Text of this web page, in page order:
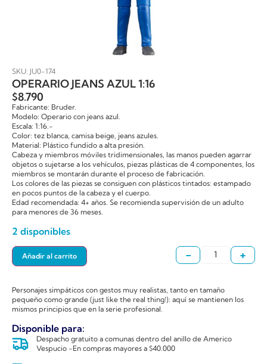
SKU: JU0-174
OPERARIO JEANS AZUL 1:16
$8.790
Fabricante: Bruder.
Modelo: Operario con jeans azul.
Escala: 1:16.-
Color: tez blanca, camisa beige, jeans azules.
Material: Plástico fundido a alta presión.
Cabeza y miembros móviles tridimensionales, las manos pueden agarrar
objetos o sujetarse a los vehículos, piezas plásticas de 4 componentes, los
miembros se montarán durante el proceso de fabricación.
Los colores de las piezas se consiguen con plásticos tintados: estampado
en pocos puntos de la cabeza y el cuerpo.
Edad recomendada: 4+ años. Se recomienda supervisión de un adulto
para menores de 36 meses.
2 disponibles
- +
Añadir al carrito
Personajes simpáticos con gestos muy realistas, tanto en tamaño
pequeño como grande (just like the real thing!): aquí se mantienen los
mismos principios que en la serie profesional.
Disponible para:
Despacho gratuito a comunas dentro del anillo de Americo
Vespucio -En compras mayores a $40.000